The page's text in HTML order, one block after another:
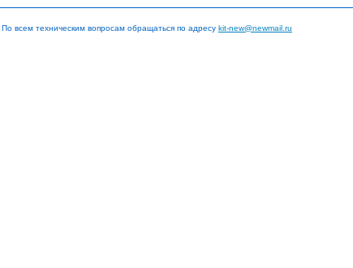
По всем техническим вопросам обращаться по адресу kit-new@newmail.ru